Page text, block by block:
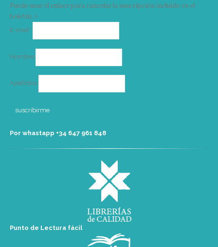
Puede usar el enlace para cancelar la suscripción incluido en el
boletín. >
E-mail*
Nombre
Apellidos
Por whastapp +34 ‭647 961 848‬
Punto de Lectura fácil